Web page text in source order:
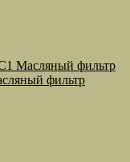
Масляный фильтр
фильтр